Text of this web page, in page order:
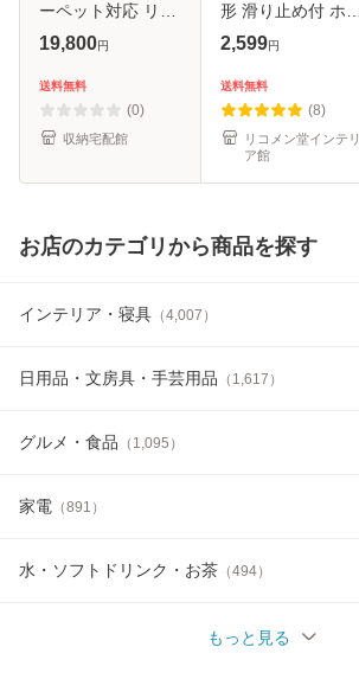
ーペット対応 リビ
ング 天然ウール
ペットカーペット
オペラ 江戸間 4.5
畳 600023545
19,800円
送料無料
(0)
収納宅配館
形 滑り止め付 ホッ
トカーペット対応
ダン おしゃれ オー
ルシーズン ウォッ
シャブル
2,599円
送料無料
(8)
リコメン堂インテリ
ア館
お店のカテゴリから商品を探す
インテリア・寝具 （4,007 ）
日用品・文房具・手芸用品 （ 1,617 ）
グルメ・食品 （ 1,095 ）
家電 （891 ）
水・ソフトドリンク・お茶 （494）
もっと見る